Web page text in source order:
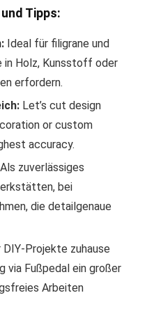
Tipps:
Ideal für filigrane und
in Holz, Kunsstoff oder
erfordern.
Let’s cut design
or custom
accuracy.
Als zuverlässiges
bei
die detailgenaue
DIY-Projekte zuhause
via Fußpedal ein großer
Arbeiten